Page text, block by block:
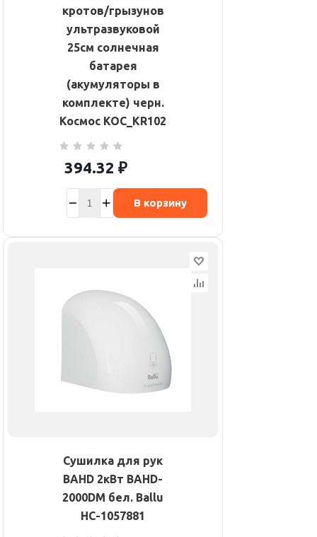
кротов/грызунов
ультразвуковой
25см солнечная
батарея
(акумуляторы в
комплекте) черн.
Космос KOC_KR102
394.32 ₽
В корзину
Сушилка для рук
BAHD 2кВт BAHD-
2000DM бел. Ballu
НС-1057881